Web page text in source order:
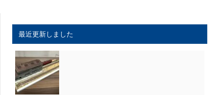
最近更新しました